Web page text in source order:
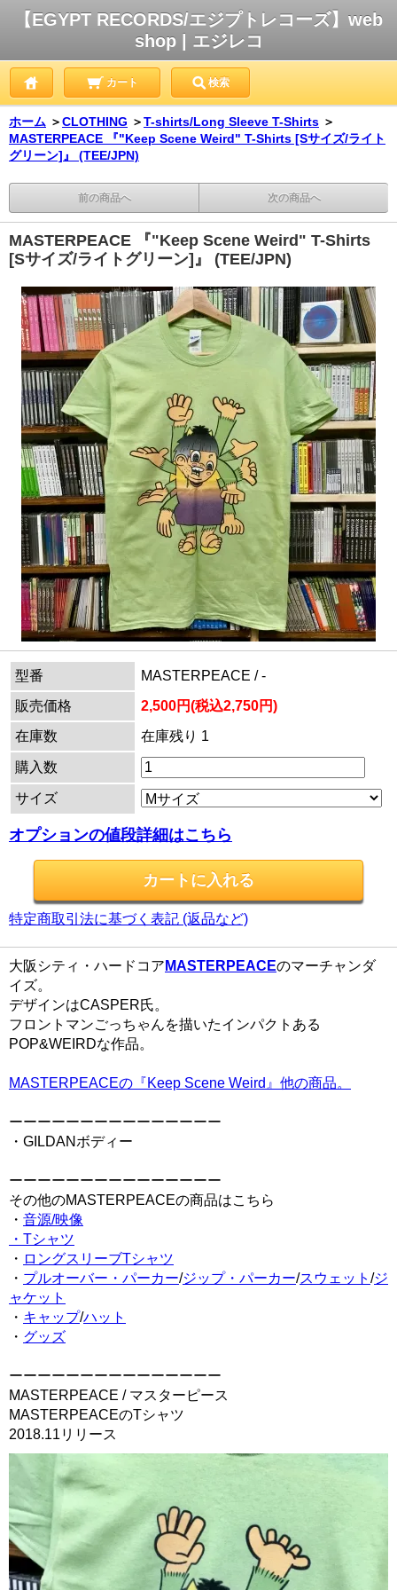
【EGYPT RECORDS/エジプトレコーズ】web
shop | エジレコ
カート 検索
ホーム ＞CLOTHING ＞T-shirts/Long Sleeve T-Shirts ＞
MASTERPEACE 『"Keep Scene Weird" T-Shirts [Sサイズ/ライト
グリーン]』 (TEE/JPN)
前の商品へ 次の商品へ
MASTERPEACE 『"Keep Scene Weird" T-Shirts
[Sサイズ/ライトグリーン]』 (TEE/JPN)
型番
MASTERPEACE / -
販売価格
2,500円(税込2,750円)
在庫数
在庫残り 1
購入数
サイズ
オプションの値段詳細はこちら
特定商取引法に基づく表記 (返品など)
大阪シティ・ハードコア MASTERPEACEのマーチャンダ
イズ。
デザインはCASPER氏。
フロントマンごっちゃんを描いたインパクトある
POP&WEIRDな作品。
MASTERPEACEの『Keep Scene Weird』他の商品。
ーーーーーーーーーーーーーーー
・GILDANボディー
ーーーーーーーーーーーーーーー
その他のMASTERPEACEの商品はこちら
・ 音源/映像
・Tシャツ
・ ロングスリーブTシャツ
・ プルオーバー・パーカー/ジップ・パーカー/スウェット /ジ
ャケット
・ キャップ/ハット
・ グッズ
ーーーーーーーーーーーーーーー
MASTERPEACE / マスターピース
MASTERPEACEのTシャツ
2018.11リリース